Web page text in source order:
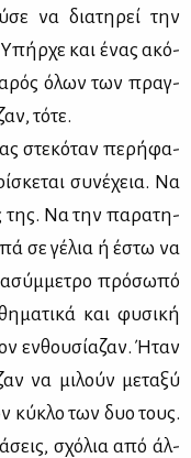
να δια­τη­ρεί την
Υπήρ­χε και ένας ακό­
όλων των πραγ­
τό­τε.
στε­κό­ταν πε­ρή­φα­
συ­νέ­χεια. Να
της. Να την πα­ρα­τη­
σε γέ­λια ή έστω να
ασύμ­με­τρο πρό­σω­πό
και φυ­σι­κή
εν­θου­σί­α­ζαν. Ήταν
να μι­λούν με­τα­ξύ
κύ­κλο των δυο τους.
σχό­λια από άλ­